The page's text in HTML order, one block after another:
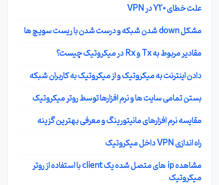
علت خطای 720 در VPN
مشکل down شدن شبکه و درست شدن با ریست سویچ ها
مقادیر مربوط به Tx و Rx در میکروتیک چیست؟
دادن اینترنت به میکروتیک و از میکروتیک به کاربران شبکه
بستن تمامی سایت ها و نرم افزارها توسط روتر میکروتیک
مقایسه نرم افزارهای مانیتورینگ و معرفی بهترین گزینه
راه اندازی VPN داخل میکروتیک
مشاهده ip های متصل شده یک client با استفاده از روتر
میکروتیک